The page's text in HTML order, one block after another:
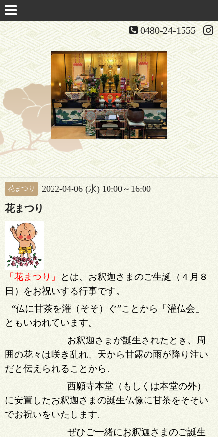
0480-24-1555
花まつり 2022-04-06 (水) 10:00～16:00
花まつり
「花まつり」
とは、お釈迦さまのご生誕（４月８
日）をお祝いする行事です。
“仏に甘茶を灌（そそ）ぐ”ことから「灌仏会」
ともいわれています。
お釈迦さまが誕生されたとき、周
囲の花々は咲き乱れ、天から甘露の雨が降り注い
だと伝えられることから、
西願寺本堂（もしくは本堂の外）
に安置したお釈迦さまの誕生仏像に甘茶をそそい
でお祝いをいたします。
ぜひご一緒にお釈迦さまのご誕生